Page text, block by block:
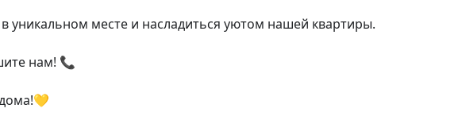
уникальном месте и насладиться уютом нашей квартиры.
нам! 📞